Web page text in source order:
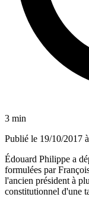
3 min
Publié le 19/10/2017
Édouard Philippe a
formulées par
l'ancien président à
constitutionnel d'une